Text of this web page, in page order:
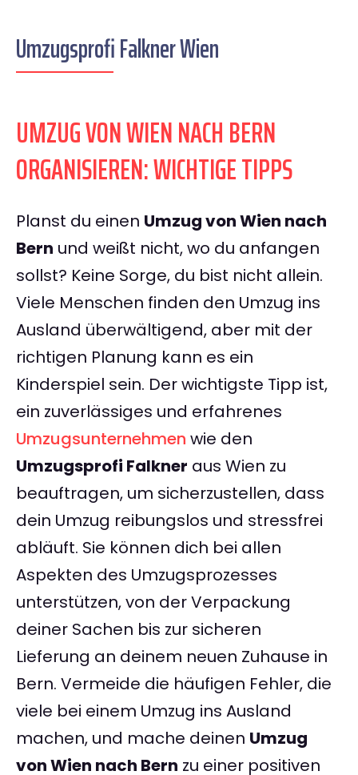
Umzugsprofi Falkner Wien
UMZUG VON WIEN NACH BERN
ORGANISIEREN: WICHTIGE TIPPS
Planst du einen Umzug von Wien nach
Bern und weißt nicht, wo du anfangen
sollst? Keine Sorge, du bist nicht allein.
Viele Menschen finden den Umzug ins
Ausland überwältigend, aber mit der
richtigen Planung kann es ein
Kinderspiel sein. Der wichtigste Tipp ist,
ein zuverlässiges und erfahrenes
Umzugsunternehmen wie den
Umzugsprofi Falkner aus Wien zu
beauftragen, um sicherzustellen, dass
dein Umzug reibungslos und stressfrei
abläuft. Sie können dich bei allen
Aspekten des Umzugsprozesses
unterstützen, von der Verpackung
deiner Sachen bis zur sicheren
Lieferung an deinem neuen Zuhause in
Bern. Vermeide die häufigen Fehler, die
viele bei einem Umzug ins Ausland
machen, und mache deinen Umzug
von Wien nach Bern zu einer positiven